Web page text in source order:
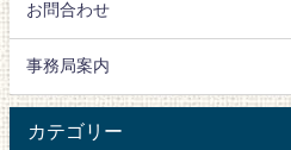
お問合わせ
事務局案内
カテゴリー